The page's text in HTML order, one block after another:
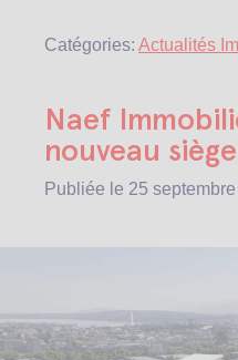
Catégories: Actualités
Naef
nouveau
Publiée le 25